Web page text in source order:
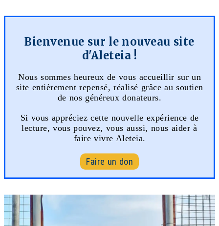
Bienvenue sur le nouveau site
d'Aleteia !
Nous sommes heureux de vous accueillir sur un
site entièrement repensé, réalisé grâce au soutien
de nos généreux donateurs.
Si vous appréciez cette nouvelle expérience de
lecture, vous pouvez, vous aussi, nous aider à
faire vivre Aleteia.
Faire un don